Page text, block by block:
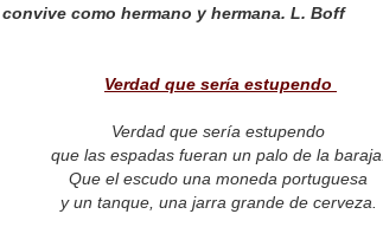
como hermano y hermana. L. Boff
Verdad que sería estupendo
Verdad que sería estupendo
que las espadas fueran un palo de la baraja.
Que el escudo una moneda portuguesa
y un tanque, una jarra grande de cerveza.